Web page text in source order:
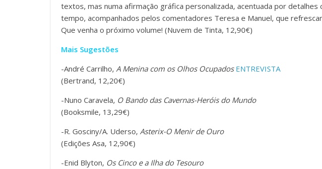
textos, mas numa afirmação gráfica personalizada, acentuada por detalhes
tempo, acompanhados pelos comentadores Teresa e Manuel, que
Que venha o próximo volume! (Nuvem de Tinta, 12,90€)
Mais Sugestões
-André Carrilho, A Menina com os Olhos Ocupados ENTREVISTA
(Bertrand, 12,20€)
-Nuno Caravela, O Bando das Cavernas-Heróis do Mundo
(Booksmile, 13,29€)
-R. Gosciny/A. Uderso, Asterix-O Menir de Ouro
(Edições Asa, 12,90€)
-Enid Blyton, Os Cinco e a Ilha do Tesouro